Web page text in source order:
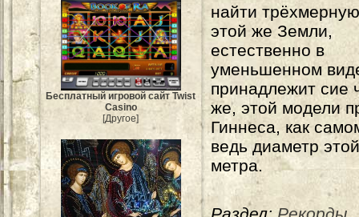
Бесплатный игровой сайт Twist
Casino
[Другое]
найти
этой же Земли,
естественно в
уменьшенном
принадлежит сие
же, этой модели
Гиннеса, как
ведь диаметр
метра.